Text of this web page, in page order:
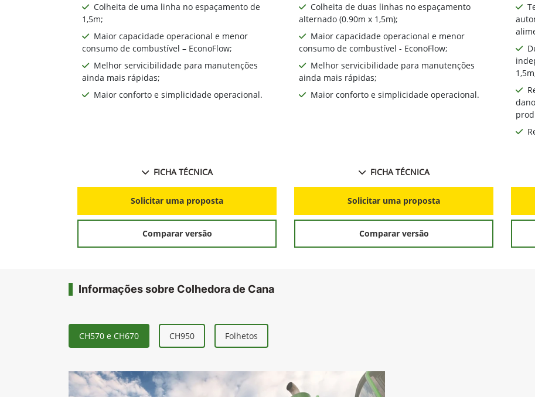
Colheita de uma linha no espaçamento de
1,5m;
Maior capacidade operacional e menor
consumo de combustível – EconoFlow;
Melhor servicibilidade para manutenções
ainda mais rápidas;
Maior conforto e simplicidade operacional.
FICHA TÉCNICA
Solicitar uma proposta
Comparar versão
Colheita de duas linhas no espaçamento
alternado (0.90m x 1,5m);
Maior capacidade operacional e menor
consumo de combustível - EconoFlow;
Melhor servicibilidade para manutenções
ainda mais rápidas;
Maior conforto e simplicidade operacional.
FICHA TÉCNICA
Solicitar uma proposta
Comparar versão
Informações sobre Colhedora de Cana
CH570 e CH670 CH950 Folhetos